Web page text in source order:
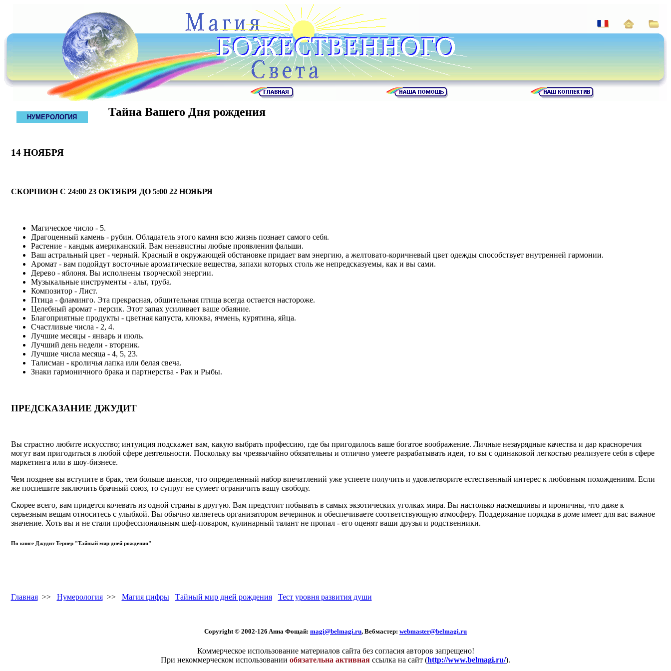
НУМЕРОЛОГИЯ Тайна Вашего Дня рождения
14 НОЯБРЯ
СКОРПИОН С 24:00 23 ОКТЯБРЯ ДО 5:00 22 НОЯБРЯ
Магическое число - 5.
Драгоценный камень - рубин. Обладатель этого камня всю жизнь познает самого себя.
Растение - кандык американский. Вам ненавистны любые проявления фальши.
Ваш астральный цвет - черный. Красный в окружающей обстановке придает вам энергию, а желтовато-коричневый цвет одежды способствует внутренней гармонии.
Аромат - вам подойдут восточные ароматические вещества, запахи которых столь же непредсказуемы, как и вы сами.
Дерево - яблоня. Вы исполнены творческой энергии.
Музыкальные инструменты - альт, труба.
Композитор - Лист.
Птица - фламинго. Эта прекрасная, общительная птица всегда остается настороже.
Целебный аромат - персик. Этот запах усиливает ваше обаяние.
Благоприятные продукты - цветная капуста, клюква, ячмень, курятина, яйца.
Счастливые числа - 2, 4.
Лучшие месяцы - январь и июль.
Лучший день недели - вторник.
Лучшие числа месяца - 4, 5, 23.
Талисман - кроличья лапка или белая свеча.
Знаки гармоничного брака и партнерства - Рак и Рыбы.
ПРЕДСКАЗАНИЕ ДЖУДИТ
Вы страстно любите искусство; интуиция подскажет вам, какую выбрать профессию, где бы пригодилось ваше богатое воображение. Личные незаурядные качества и дар красноречия
могут вам пригодиться в любой сфере деятельности. Поскольку вы чрезвычайно обязательны и отлично умеете разрабатывать идеи, то вы с одинаковой легкостью реализуете себя в сфере
маркетинга или в шоу-бизнесе.
Чем позднее вы вступите в брак, тем больше шансов, что определенный набор впечатлений уже успеете получить и удовлетворите естественный интерес к любовным похождениям. Если
же поспешите заключить брачный союз, то супруг не сумеет ограничить вашу свободу.
Скорее всего, вам придется кочевать из одной страны в другую. Вам предстоит побывать в самых экзотических уголках мира. Вы настолько насмешливы и ироничны, что даже к
серьезным вещам относитесь с улыбкой. Вы обычно являетесь организатором вечеринок и обеспечиваете соответствующую атмосферу. Поддержание порядка в доме имеет для вас важное
значение. Хоть вы и не стали профессиональным шеф-поваром, кулинарный талант не пропал - его оценят ваши друзья и родственники.
По книге Джудит Тернер "Тайный мир дней рождения"
Главная>> Нумерология>> Магия цифры Тайный мир дней рождения Тест уровня развития души
Copyright © 2002-126 Aннa Фoщaй: magi@belmagi.ru, Вебмастер: webmaster@belmagi.ru
Коммерческое использование материалов сайта без согласия авторов запрещено!
При некоммерческом использовании обязательна активная ссылка на сайт (http://www.belmagi.ru/).